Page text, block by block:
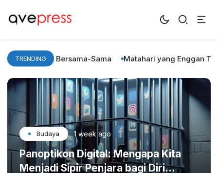
AvePress.com
Belajar dari Komentar
TRENDING
Pulang Bersama-Sama Matahari yang Enggan
Budaya 1 week ago
Panoptikon Digital: Mengapa Kita
Menjadi Sipir Penjara bagi Diri